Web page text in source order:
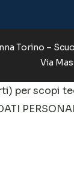
Torino –
Via
per scopi